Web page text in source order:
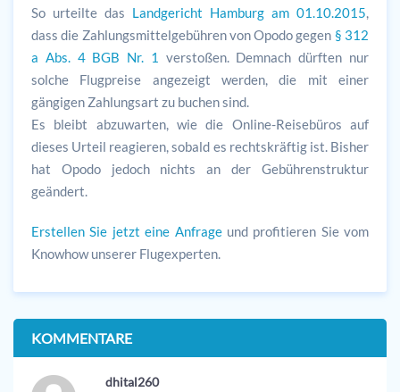
So urteilte das Landgericht Hamburg am 01.10.2015,
dass die Zahlungsmittelgebühren von Opodo gegen § 312
a Abs. 4 BGB Nr. 1
verstoßen. Demnach dürften nur
solche Flugpreise angezeigt werden, die mit einer
gängigen Zahlungsart zu buchen sind.
Es bleibt abzuwarten, wie die Online-Reisebüros auf
dieses Urteil reagieren, sobald es rechtskräftig ist. Bisher
hat Opodo jedoch nichts an der Gebührenstruktur
geändert.
Erstellen Sie jetzt eine Anfrageund profitieren Sie vom
Knowhow unserer Flugexperten.
KOMMENTARE
dhital260